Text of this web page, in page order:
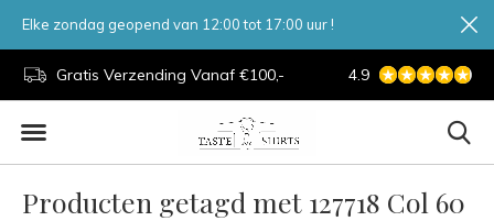
Gratis Verzending Vanaf €100,- 7 Dagen Per
4.9
Elke zondag geopend van 12:00 tot 17:00 uur !
Producten getagd met 127718 Col 60